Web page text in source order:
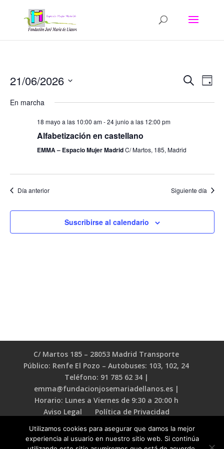
de
Buscar
de
Día
21/06/2026
fecha.
En marcha
18 mayo a las 10:00 am-24 junio a las 12:00 pm
Alfabetización en castellano
EMMA – Espacio Mujer MadridC/ Martos, 185, Madrid
Día anterior Siguiente día
Suscribirse al calendario
C/ Martos 185 – 28053 Madrid Transporte
Público: Renfe El Pozo – Autobuses: 103, 102, 24
Teléfono: 91 785 62 34 |
emma@fundacionjosemariadellanos.es |
Horario: Lunes a Viernes de 9:30 a 20:00 h
Aviso Legal
Política de Privacidad
Utilizamos cookies para asegurar que damos la mejor
experiencia al usuario en nuestro sitio web. Si continúa